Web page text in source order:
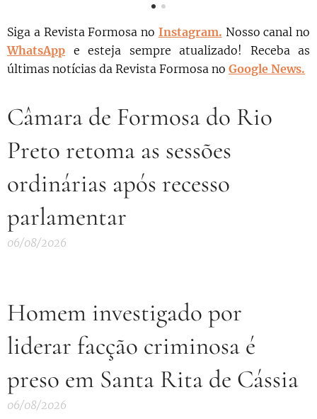
Siga a Revista Formosa no Instagram. Nosso canal no
WhatsApp e esteja sempre atualizado! Receba as
últimas notícias da Revista Formosa no Google News.
Câmara de Formosa do Rio
Preto retoma as sessões
ordinárias após recesso
parlamentar
06/08/2026
Homem investigado por
liderar facção criminosa é
preso em Santa Rita de Cássia
06/08/2026